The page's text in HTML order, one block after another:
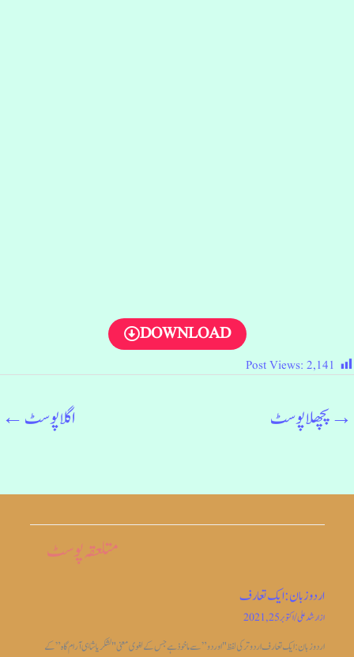
DOWNLOAD
Post Views: 2,141
→پچھلا پوسٹ اگلا پوسٹ←
متلعقہ پوسٹ
اردو زبان: ایک تعارف
ازارشد علی/اکتوبر 25, 2021
اردو زبان: ایک تعارف اردو ترکی لفظ "اوردو” سے ماخوذ ہے جس کے لغوی معنی "لشکریا شاہی آرام گاہ” کے